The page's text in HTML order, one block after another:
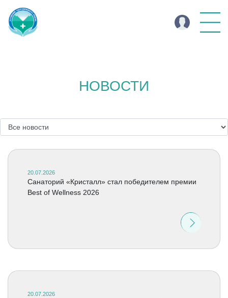
НОВОСТИ
20.07.2026
Cанаторий «Кристалл» стал победителем премии
Best of Wellness 2026
20.07.2026